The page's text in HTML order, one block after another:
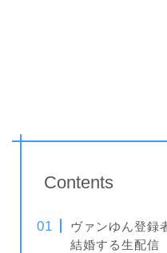
Contents
ヴァンゆん登録
結婚する生配信